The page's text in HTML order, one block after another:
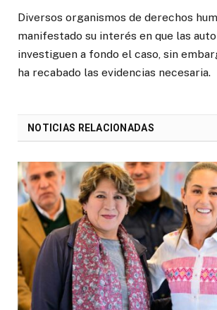
Diversos organismos de derechos
manifestado su interés en que las
investiguen a fondo el caso, sin
ha recabado las evidencias necesaria.
NOTICIAS RELACIONADAS